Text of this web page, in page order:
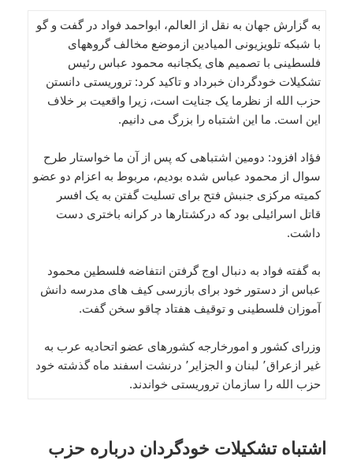
به گزارش جهان به نقل از العالم، ابواحمد فواد در گفت و گو
با شبکه تلویزیونی المیادین ازموضع مخالف گروههای
فلسطینی با تصمیم های یکجانبه محمود عباس رئیس
تشکیلات خودگردان خبرداد و تاکید کرد: تروریستی دانستن
حزب الله از نظرما یک جنایت است، زیرا واقعیت بر خلاف
این است. ما این اشتباه را بزرگ می دانیم.
فؤاد افزود: دومین اشتباهی که پس از آن ما خواستار طرح
سوال از محمود عباس شده بودیم، مربوط به اعزام دو عضو
کمیته مرکزی جنبش فتح برای تسلیت گفتن به یک افسر
قاتل اسرائیلی بود که درکشتارها در کرانه باختری دست
داشت.
به گفته فواد به دنبال اوج گرفتن انتفاضه فلسطین محمود
عباس از دستور خود برای بازرسی کیف های مدرسه دانش
آموزان فلسطینی و توقیف هفتاد چاقو سخن گفت.
وزرای کشور و امورخارجه کشورهای عضو اتحاديه عرب به
غير ازعراق٬ لبنان و الجزاير٬ درنشت اسفند ماه گذشته خود
حزب الله را سازمان تروريستی خواندند.
اشتباه تشکیلات خودگردان درباره حزب